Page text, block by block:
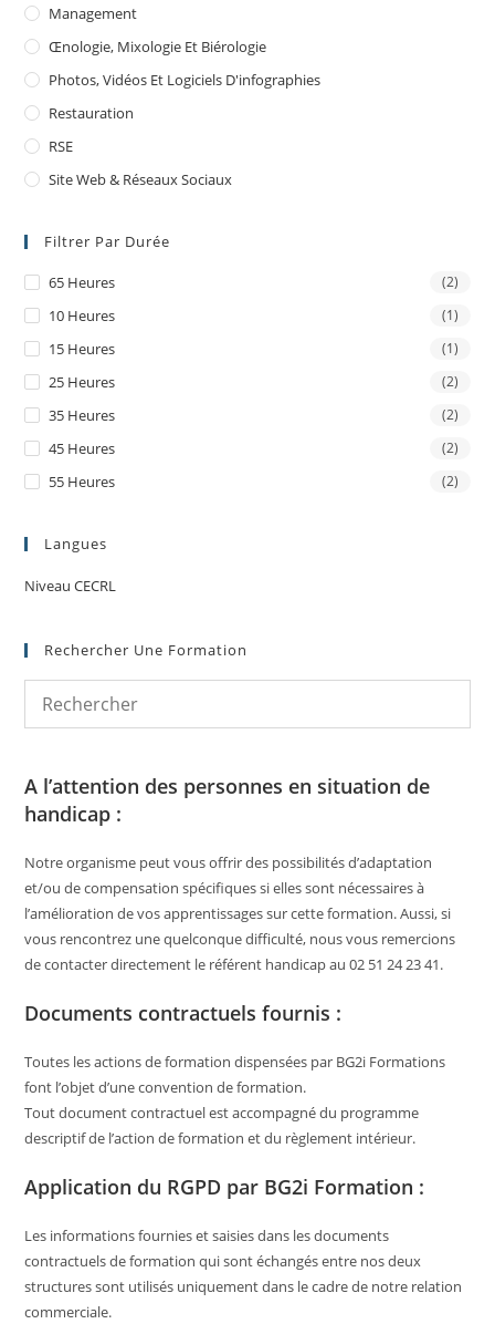
Management
Œnologie, Mixologie Et Biérologie
Photos, Vidéos Et Logiciels D'infographies
Restauration
RSE
Site Web & Réseaux Sociaux
Filtrer Par Durée
65 Heures (2)
10 Heures (1)
15 Heures (1)
25 Heures (2)
35 Heures (2)
45 Heures (2)
55 Heures (2)
Langues
Niveau CECRL
Rechercher Une Formation
A l’attention des personnes en situation de
handicap :
Notre organisme peut vous offrir des possibilités d’adaptation
et/ou de compensation spécifiques si elles sont nécessaires à
l’amélioration de vos apprentissages sur cette formation. Aussi, si
vous rencontrez une quelconque difficulté, nous vous remercions
de contacter directement le référent handicap au 02 51 24 23 41.
Documents contractuels fournis :
Toutes les actions de formation dispensées par BG2i Formations
font l’objet d’une convention de formation.
Tout document contractuel est accompagné du programme
descriptif de l’action de formation et du règlement intérieur.
Application du RGPD par BG2i Formation :
Les informations fournies et saisies dans les documents
contractuels de formation qui sont échangés entre nos deux
structures sont utilisés uniquement dans le cadre de notre relation
commerciale.